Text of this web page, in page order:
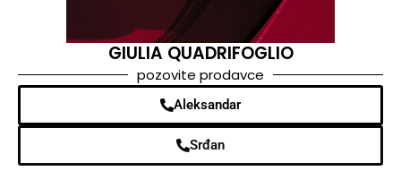
GIULIA QUADRIFOGLIO
pozovite prodavce
Aleksandar
Srđan